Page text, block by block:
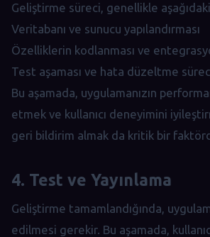
Geliştirme süreci, genellikle
Veritabanı ve sunucu yapılandırması
Özelliklerin kodlanması ve
Test aşaması ve hata düzeltme
Bu aşamada, uygulamanızın
etmek ve kullanıcı deneyimini
geri bildirim almak da kritik bir
4. Test ve Yayınlama
Geliştirme tamamlandığında,
edilmesi gerekir. Bu aşamada,